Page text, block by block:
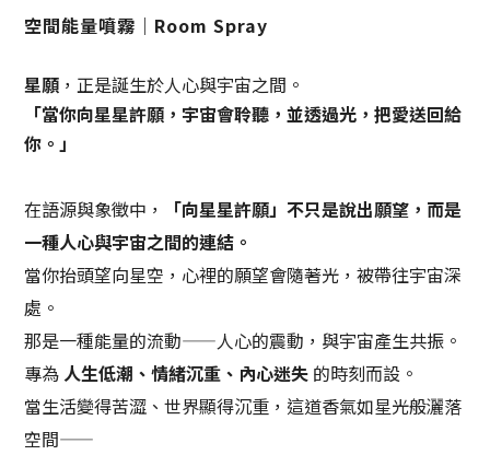
空間能量噴霧｜Room Spray
星願 ，正是誕生於人心與宇宙之間。
「當你向星星許願，宇宙會聆聽，並透過光，把愛送回給
你。」
在語源與象徵中， 「向星星許願」不只是說出願望， 而是
一種人心與宇宙之間的連結。
當你抬頭望向星空， 心裡的願望會隨著光，被帶往宇宙深
處。
那是一種能量的流動——人心的震動，與宇宙產生共振。
專為人生低潮、情緒沉重、內心迷失 的時刻而設。
當生活變得苦澀、世界顯得沉重， 這道香氣如星光般灑落
空間——